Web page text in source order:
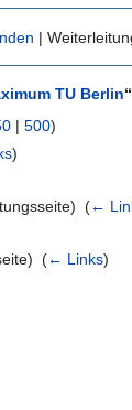
|
TU Berlin“
| 500)
)
(←
(← Links)